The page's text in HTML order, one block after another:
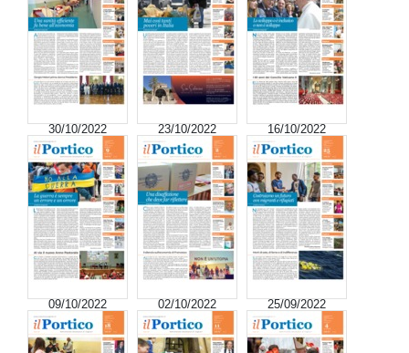
30/10/2022 23/10/2022 16/10/2022
09/10/2022 02/10/2022 25/09/2022